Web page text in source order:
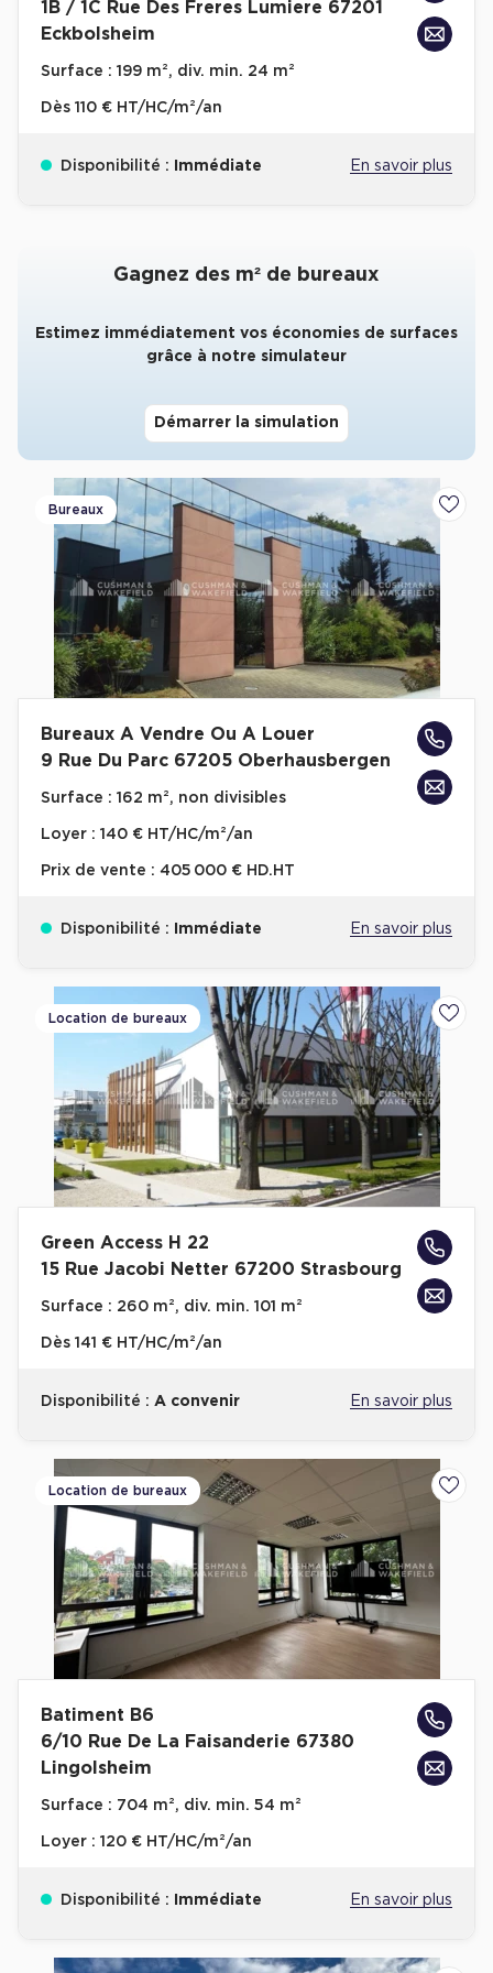
Collections de Logistique
Logistique urbaine
Entrepôts Messagerie
Entrepôts logistique classe A
Location de Commerces à Paris
Location de Commerces à Toulouse
Achat de Commerces
Achat de Commerces à Nîmes
Achat de Commerces à Toulouse
Achat de Commerces à Marseille
Achat de Commerces à Dijon
Bureaux privés
Bureaux privés à Paris
Bureaux privés à Lyon
Plateaux opérés
Plateaux opérés à Paris
Plateaux opérés à Lyon
Plateaux opérés à Neuilly-sur-Seine
Plateaux opérés à Saint-Ouen
Plateaux opérés à Boulogne-Billancourt
Bureaux privés avec terrasse
1B / 1C Rue Des Freres Lumiere 67201
Eckbolsheim
Surface : 199 m², div. min. 24 m²
Dès 110 € HT/HC/m²/an
Disponibilité : Immédiate En savoir plus
Gagnez des m² de bureaux
Estimez immédiatement vos économies de surfaces
grâce à notre simulateur
Démarrer la simulation
Bureaux
Bureaux A Vendre Ou A Louer
9 Rue Du Parc 67205 Oberhausbergen
Surface : 162 m², non divisibles
Loyer : 140 € HT/HC/m²/an
Prix de vente : 405 000 € HD.HT
Disponibilité : Immédiate En savoir plus
Location de bureaux
Green Access H 22
15 Rue Jacobi Netter 67200 Strasbourg
Surface : 260 m², div. min. 101 m²
Dès 141 € HT/HC/m²/an
Disponibilité : A convenir En savoir plus
Location de bureaux
Batiment B6
6/10 Rue De La Faisanderie 67380
Lingolsheim
Surface : 704 m², div. min. 54 m²
Loyer : 120 € HT/HC/m²/an
Disponibilité : Immédiate En savoir plus